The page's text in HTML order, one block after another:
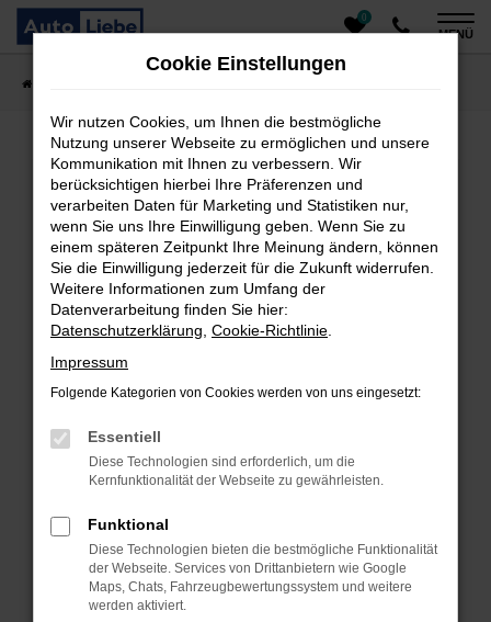
Zum
Hauptinhalt
0
MENÜ
Fehler: Network Error
Beim Laden ist ein Fehler aufgetreten.
Hier sind ein paar Tipps, die dir helfen können:
Überprüfe deine Firewall und deine
Internetverbindung.
Laden andere Webseiten, zum Beispiel deine
Suchmaschine?
Prüfe deine Browsererweiterungen.
das Laden bestimmter Seiten verhindern.
Funktioniert die Seite in einem anderen Browser
oder in einem privaten Fenster?
Das kann manchmal helfen, vorübergehende
Probleme zu beheben.
Stelle sicher, dass dein Browser und dein
Betriebssystem auf dem neuesten Stand sind.
Cookie Einstellungen
Wir nutzen Cookies, um Ihnen die bestmögliche
Nutzung unserer Webseite zu ermöglichen und unsere
Kommunikation mit Ihnen zu verbessern. Wir
berücksichtigen hierbei Ihre Präferenzen und
verarbeiten Daten für Marketing und Statistiken nur,
wenn Sie uns Ihre Einwilligung geben. Wenn Sie zu
einem späteren Zeitpunkt Ihre Meinung ändern, können
Sie die Einwilligung jederzeit für die Zukunft widerrufen.
Weitere Informationen zum Umfang der
Datenverarbeitung finden Sie hier:
Datenschutzerklärung Cookie-Richtlinie
Impressum
Folgende Kategorien von Cookies werden von uns eingesetzt:
Essentiell
Diese Technologien sind erforderlich, um die
Kernfunktionalität der Webseite zu gewährleisten.
Funktional
Diese Technologien bieten die bestmögliche Funktionalität
der Webseite. Services von Drittanbietern wie Google
Maps, Chats, Fahrzeugbewertungssystem und weitere
werden aktiviert.